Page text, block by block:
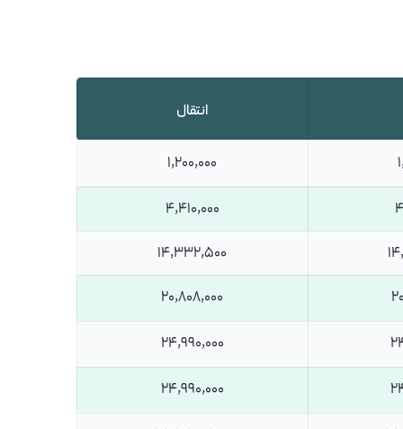
انتقال
1,200,000
4,410,000
14,332,500
20,808,000
24,990,000
24,990,000